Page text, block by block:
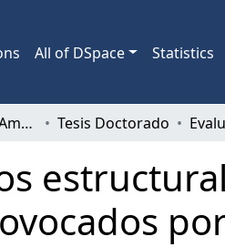
All of DSpace Statistics
Facultad de Ciencias Ambientales Tesis Doctorado